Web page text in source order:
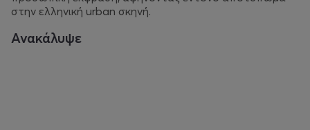
στην ελληνική urban σκηνή.
Ανακάλυψε